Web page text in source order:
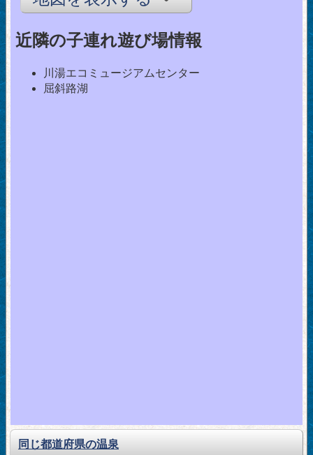
近隣の子連れ遊び場情報
川湯エコミュージアムセンター
屈斜路湖
同じ都道府県の温泉